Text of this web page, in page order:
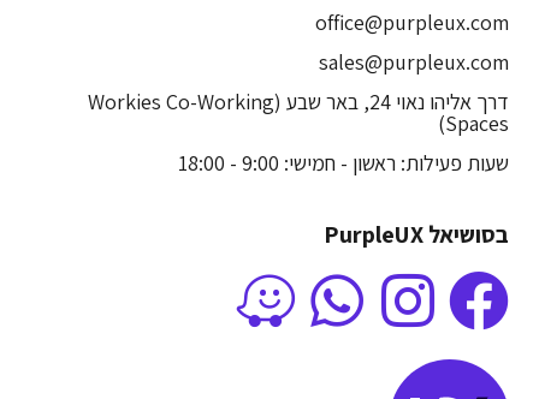
office@purpleux.com
sales@purpleux.com
דרך אליהו נאוי 24, באר שבע (Workies Co-Working
Spaces)
שעות פעילות: ראשון - חמישי: 9:00 - 18:00
בסושיאל PurpleUX